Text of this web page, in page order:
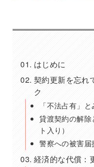
はじめに
契約更新を忘れ
ク
「不法占有」
貸渡契約の解
ト入り）
警察への被害
経済的な代償：